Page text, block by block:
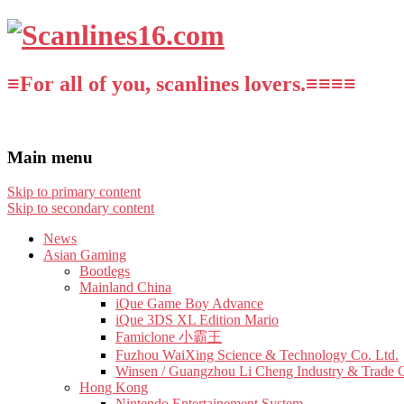
≡For all of you, scanlines lovers.≡≡≡≡
Main menu
Skip to primary content
Skip to secondary content
News
Asian Gaming
Bootlegs
Mainland China
iQue Game Boy Advance
iQue 3DS XL Edition Mario
Famiclone 小霸王
Fuzhou WaiXing Science & Technology Co. Ltd.
Winsen / Guangzhou Li Cheng Industry & Trade
Hong Kong